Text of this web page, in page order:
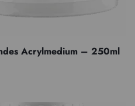
Acrylmedium – 250ml